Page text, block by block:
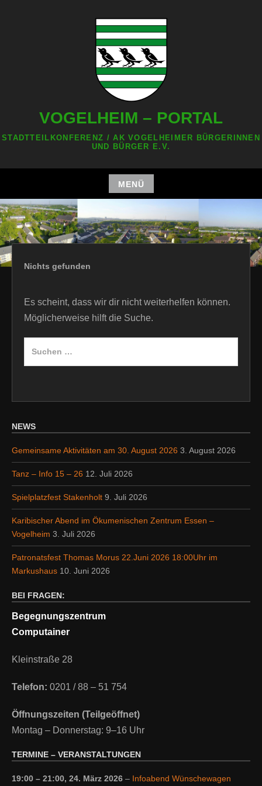
VOGELHEIM – PORTAL
STADTTEILKONFERENZ / AK VOGELHEIMER BÜRGERINNEN
UND BÜRGER E.V.
MENÜ
Zum
Inhalt
springen
Nichts gefunden
Es scheint, dass wir dir nicht weiterhelfen können.
Möglicherweise hilft die Suche.
NEWS
Gemeinsame Aktivitäten am 30. August 2026 3. August 2026
Tanz – Info 15 – 26 12. Juli 2026
Spielplatzfest Stakenholt 9. Juli 2026
Karibischer Abend im Ökumenischen Zentrum Essen –
Vogelheim 3. Juli 2026
Patronatsfest Thomas Morus 22.Juni 2026 18:00Uhr im
Markushaus 10. Juni 2026
BEI FRAGEN:
Begegnungszentrum
Computainer
Kleinstraße 28
Telefon: 0201 / 88 – 51 754
Öffnungszeiten (Teilgeöffnet)
Montag – Donnerstag: 9–16 Uhr
TERMINE – VERANSTALTUNGEN
19:00 – 21:00, 24. März 2026 – Infoabend Wünschewagen